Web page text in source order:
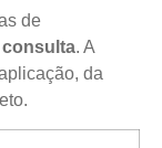
de
. A
da